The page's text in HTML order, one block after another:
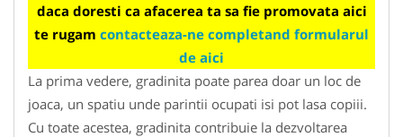
daca doresti ca afacerea ta sa fie promovata aici
te rugam contacteaza-ne completand formularul
de aici
La prima vedere, gradinita poate parea doar un loc de
joaca, un spatiu unde parintii ocupati isi pot lasa copiii.
Cu toate acestea, gradinita contribuie la dezvoltarea